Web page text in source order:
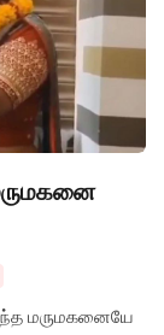
மருமகனையே